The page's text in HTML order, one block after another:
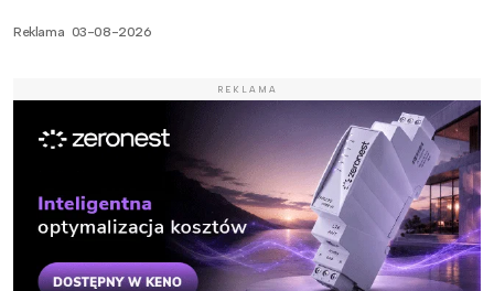
Reklama 03-08-2026
REKLAMA